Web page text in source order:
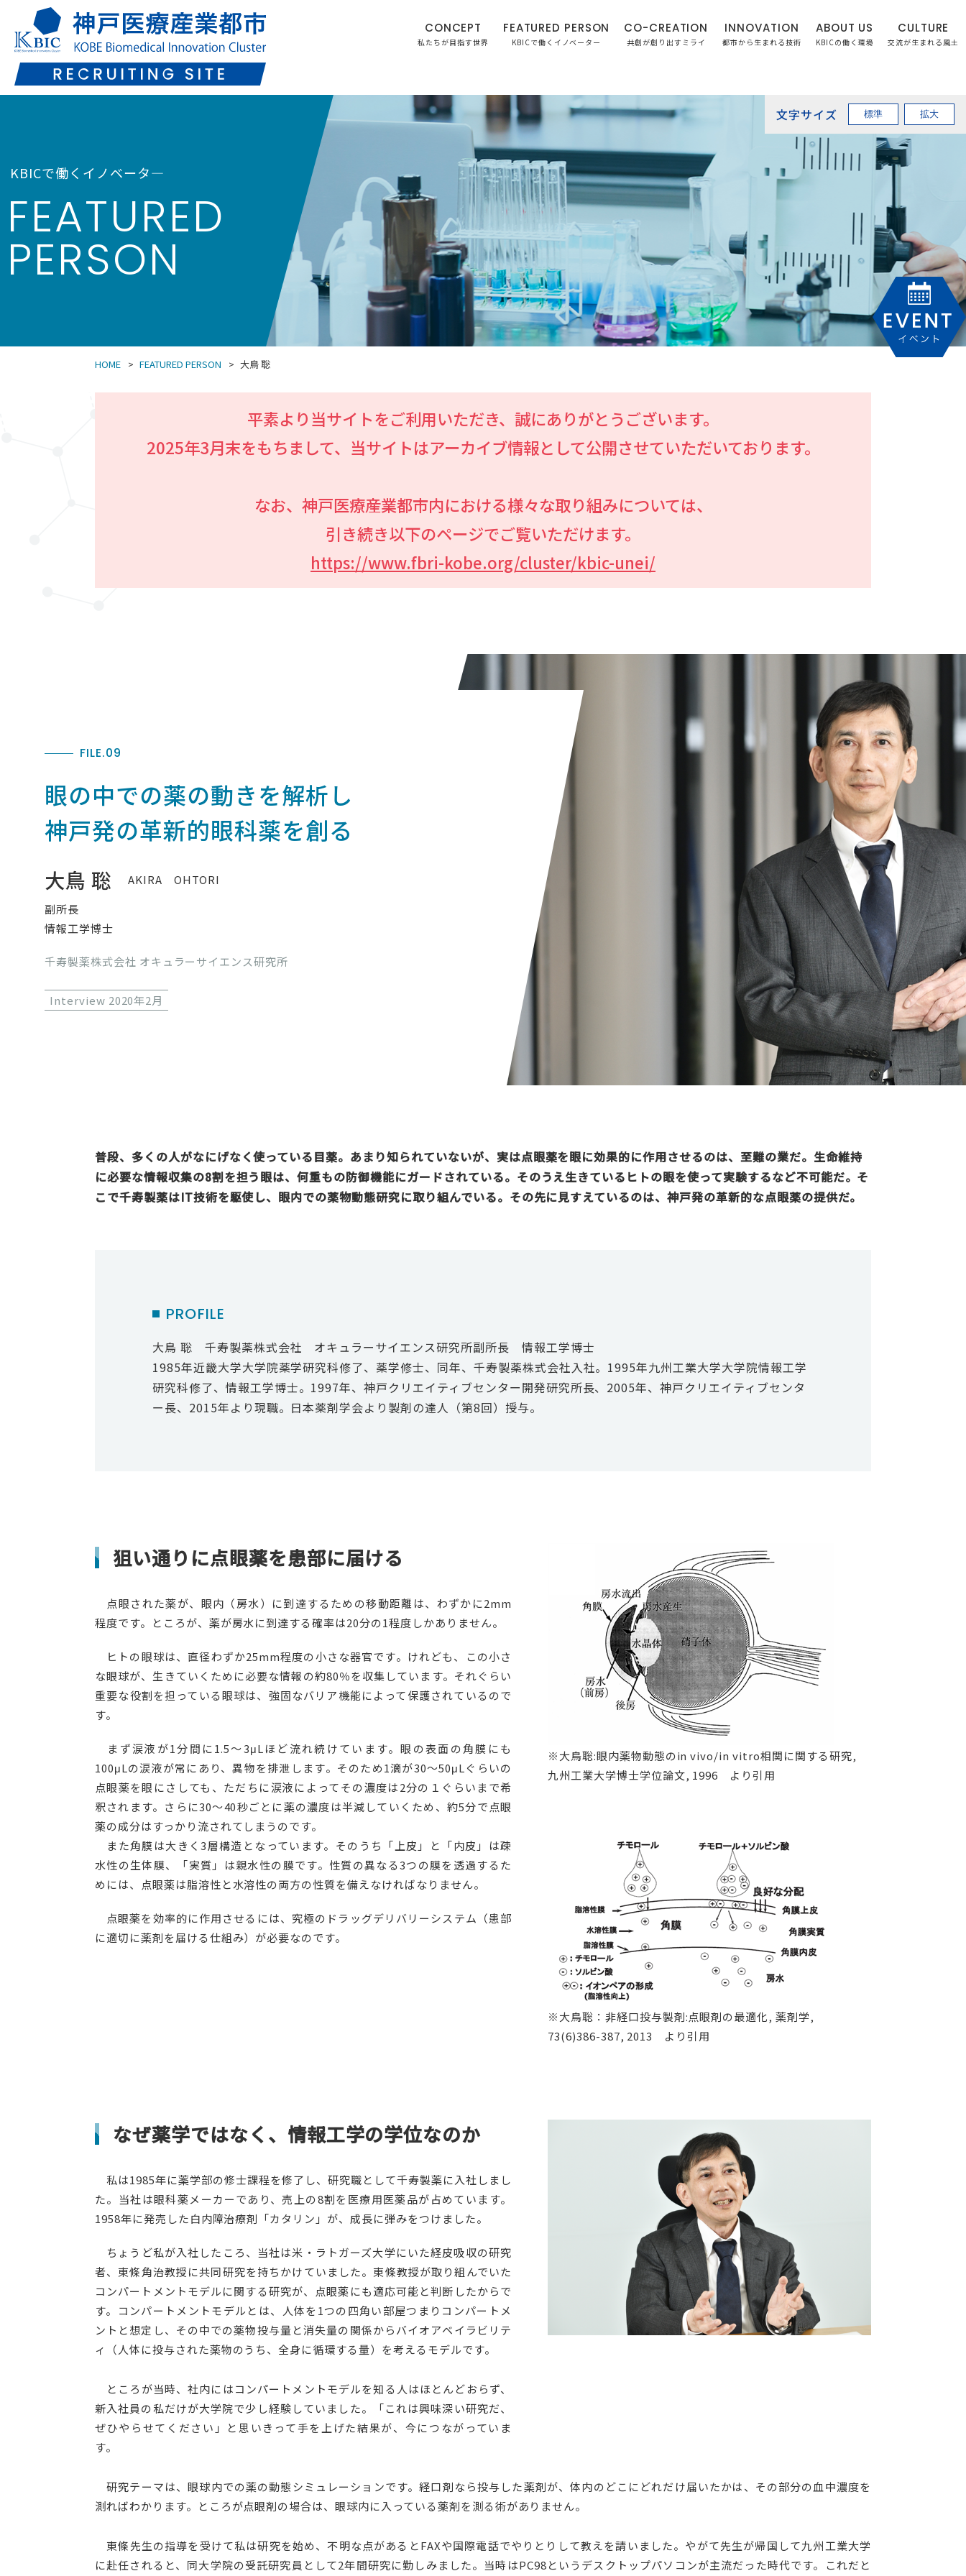
CONCEPT
私たちが目指す世界
FEATURED PERSON
KBICで働くイノベーター
CO-CREATION
共創が創り出すミライ
INNOVATION
都市から生まれる技術
ABOUT US
KBICの働く環境
CULTURE
交流が生まれる風土
文字サイズ 標準 拡大
KBICで働くイノベータ―
FEATURED
PERSON
HOME FEATURED PERSON 大鳥 聡
平素より当サイトをご利用いただき、誠にありがとうございます。
2025年3月末をもちまして、当サイトはアーカイブ情報として公開させていただいております。
なお、神戸医療産業都市内における様々な取り組みについては、
引き続き以下のページでご覧いただけます。
https://www.fbri-kobe.org/cluster/kbic-unei/
FILE.09
眼の中での薬の動きを解析し
神戸発の革新的眼科薬を創る
大鳥 聡
AKIRA OHTORI
副所長
情報工学博士
千寿製薬株式会社 オキュラーサイエンス研究所
Interview 2020年2月
普段、多くの人がなにげなく使っている目薬。あまり知られていないが、実は点眼薬を眼に効果的に作用させるのは、至難の業だ。生命維持
に必要な情報収集の8割を担う眼は、何重もの防御機能にガードされている。そのうえ生きているヒトの眼を使って実験するなど不可能だ。そ
こで千寿製薬はIT技術を駆使し、眼内での薬物動態研究に取り組んでいる。その先に見すえているのは、神戸発の革新的な点眼薬の提供だ。
PROFILE
大鳥 聡 千寿製薬株式会社 オキュラーサイエンス研究所副所長 情報工学博士
1985年近畿大学大学院薬学研究科修了、薬学修士、同年、千寿製薬株式会社入社。1995年九州工業大学大学院情報工学
研究科修了、情報工学博士。1997年、神戸クリエイティブセンター開発研究所長、2005年、神戸クリエイティブセンタ
ー長、2015年より現職。日本薬剤学会より製剤の達人（第8回）授与。
※大鳥聡:眼内薬物動態のin vivo/in vitro相関に関する研究,
九州工業大学博士学位論文, 1996 より引用
狙い通りに点眼薬を患部に届ける
点眼された薬が、眼内（房水）に到達するための移動距離は、わずかに2mm
程度です。ところが、薬が房水に到達する確率は20分の1程度しかありません。
ヒトの眼球は、直径わずか25mm程度の小さな器官です。けれども、この小さ
な眼球が、生きていくために必要な情報の約80％を収集しています。それぐらい
重要な役割を担っている眼球は、強固なバリア機能によって保護されているので
す。
まず涙液が1分間に1.5～3μLほど流れ続けています。眼の表面の角膜にも
100μLの涙液が常にあり、異物を排泄します。そのため1滴が30～50μLぐらいの
点眼薬を眼にさしても、ただちに涙液によってその濃度は2分の１ぐらいまで希
釈されます。さらに30～40秒ごとに薬の濃度は半減していくため、約5分で点眼
薬の成分はすっかり流されてしまうのです。
※大鳥聡：非経口投与製剤:点眼剤の最適化, 薬剤学,
73(6)386-387, 2013 より引用
また角膜は大きく3層構造となっています。そのうち「上皮」と「内皮」は疎
水性の生体膜、「実質」は親水性の膜です。性質の異なる3つの膜を透過するた
めには、点眼薬は脂溶性と水溶性の両方の性質を備えなければなりません。
点眼薬を効率的に作用させるには、究極のドラッグデリバリーシステム（患部
に適切に薬剤を届ける仕組み）が必要なのです。
なぜ薬学ではなく、情報工学の学位なのか
私は1985年に薬学部の修士課程を修了し、研究職として千寿製薬に入社しまし
た。当社は眼科薬メーカーであり、売上の8割を医療用医薬品が占めています。
1958年に発売した白内障治療剤「カタリン」が、成長に弾みをつけました。
ちょうど私が入社したころ、当社は米・ラトガーズ大学にいた経皮吸収の研究
者、東條角治教授に共同研究を持ちかけていました。東條教授が取り組んでいた
コンパートメントモデルに関する研究が、点眼薬にも適応可能と判断したからで
す。コンパートメントモデルとは、人体を1つの四角い部屋つまりコンパートメ
ントと想定し、その中での薬物投与量と消失量の関係からバイオアベイラビリテ
ィ（人体に投与された薬物のうち、全身に循環する量）を考えるモデルです。
ところが当時、社内にはコンパートメントモデルを知る人はほとんどおらず、
新入社員の私だけが大学院で少し経験していました。「これは興味深い研究だ、
ぜひやらせてください」と思いきって手を上げた結果が、今につながっていま
す。
研究テーマは、眼球内での薬の動態シミュレーションです。経口剤なら投与した薬剤が、体内のどこにどれだけ届いたかは、その部分の血中濃度を
測ればわかります。ところが点眼剤の場合は、眼球内に入っている薬剤を測る術がありません。
東條先生の指導を受けて私は研究を始め、不明な点があるとFAXや国際電話でやりとりして教えを請いました。やがて先生が帰国して九州工業大学
に赴任されると、同大学院の受託研究員として2年間研究に勤しみました。当時はPC98というデスクトップパソコンが主流だった時代です。これだと